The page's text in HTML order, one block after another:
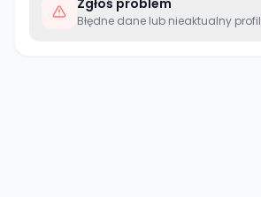
Zgłoś problem
Błędne dane lub nieaktualny profil